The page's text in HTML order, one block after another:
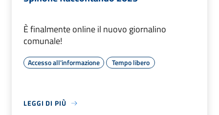
È finalmente online il nuovo giornalino
comunale!
Accesso all'informazione Tempo libero
LEGGI DI PIÙ